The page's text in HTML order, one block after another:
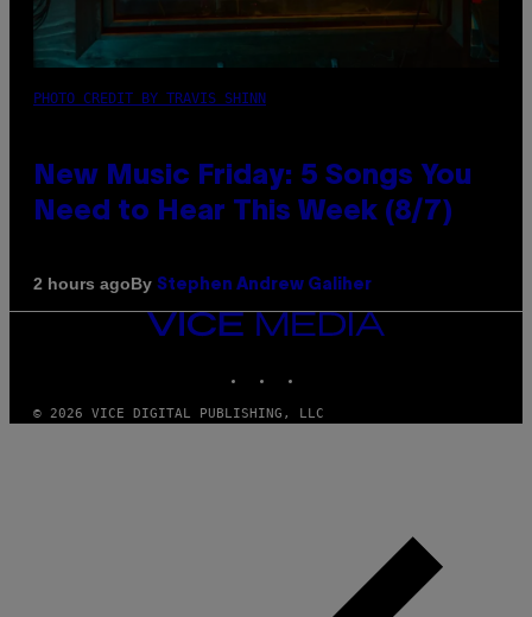
PHOTO CREDIT BY TRAVIS SHINN
New Music Friday: 5 Songs You
Need to Hear This Week (8/7)
2 hours agoBy Stephen Andrew Galiher
VICE
MEDIA
© 2026 VICE DIGITAL PUBLISHING, LLC